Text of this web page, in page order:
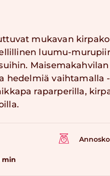
mukavan
luumu-
hedelmiä vaihtamalla
raparperilla,
min